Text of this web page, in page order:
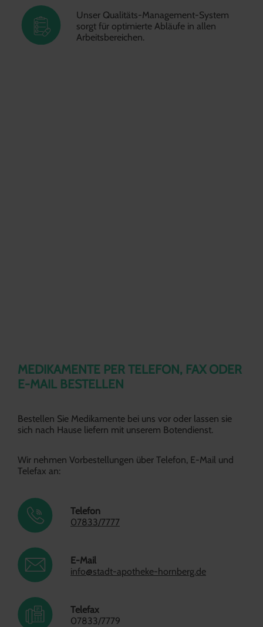
Unser Qualitäts-Management-System
sorgt für optimierte Abläufe in allen
Arbeitsbereichen.
MEDIKAMENTE PER TELEFON, FAX ODER
E-MAIL BESTELLEN
Bestellen Sie Medikamente bei uns vor oder lassen sie
sich nach Hause liefern mit unserem Botendienst.
Wir nehmen Vorbestellungen über Telefon, E-Mail und
Telefax an:
Telefon
07833/7777
E-Mail
info@stadt-apotheke-hornberg.de
Telefax
07833/7779